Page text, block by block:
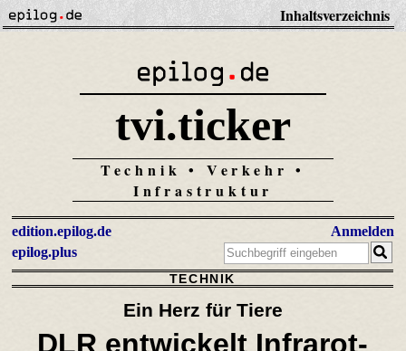
Inhaltsverzeichnis
tvi.ticker
Technik • Verkehr •
Infrastruktur
edition.epilog.de
epilog.plus
Anmelden
TECHNIK
Ein Herz für Tiere
DLR entwickelt Infrarot-